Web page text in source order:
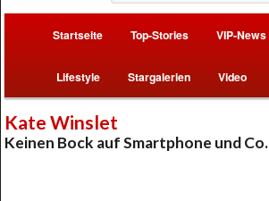
Startseite Top-Stories VIP-News
Lifestyle Stargalerien Video
Kate Winslet
Keinen Bock auf Smartphone und Co.